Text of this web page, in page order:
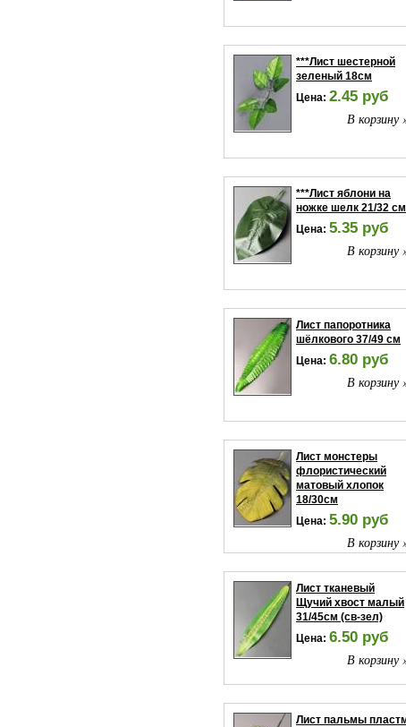
***Лист шестерной
зеленый 18см
Цена: 2.45 руб
В корзину
***Лист яблони на
ножке шелк 21/32 см
Цена: 5.35 руб
В корзину
Лист папоротника
шёлкового 37/49 см
Цена: 6.80 руб
В корзину
Лист монстеры
флористический
матовый хлопок
18/30см
Цена: 5.90 руб
В корзину
Лист тканевый
Щучий хвост малый
31/45см (св-зел)
Цена: 6.50 руб
В корзину
Лист пальмы